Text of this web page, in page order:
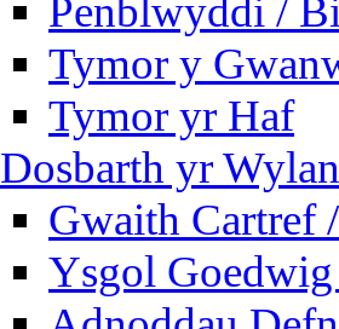
Penblwyddi /
Tymor y
Tymor yr Haf
Dosbarth yr
Gwaith Cartref
Ysgol